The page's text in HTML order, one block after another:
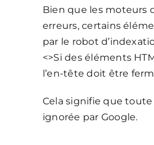
Bien que les moteurs
erreurs, certains
par le robot
<>Si des éléments
l’en-tête doit être
Cela signifie que
ignorée par Google.